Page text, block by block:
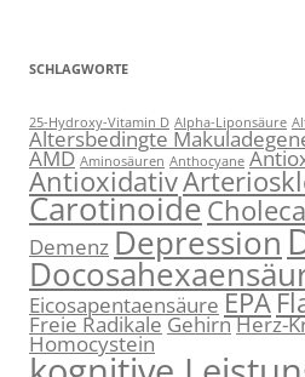
SCHLAGWORTE
25-Hydroxy-Vitamin D Alpha-Liponsäure
Altersbedingte
AMD Aminosäuren Anthocyane
Antioxidativ
Carotinoide
Demenz Depression
Eicosapentaensäure EPA
Freie RadikaleGehirnHerz-
Homocystein